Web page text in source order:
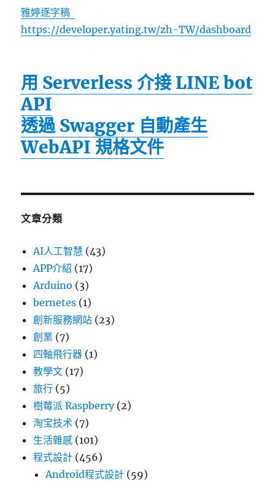
雅婷逐字稿
https://developer.yating.tw/zh-TW/dashboard
用 Serverless 介接 LINE bot
API
透過 Swagger 自動產生
WebAPI 規格文件
文章分類
AI人工智慧 (43)
APP介紹 (17)
Arduino (3)
bernetes (1)
創新服務網站 (23)
創業 (7)
四軸飛行器 (1)
教學文 (17)
旅行 (5)
樹莓派 Raspberry(2)
淘宝技术 (7)
生活雜感 (101)
程式設計 (456)
Android程式設計 (59)